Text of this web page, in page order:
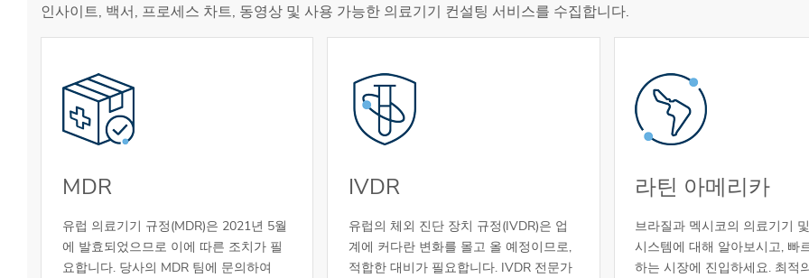
인사이트, 백서, 프로세스 차트, 동영상 및 사용 가능한 의료기기 컨설팅 서비스를 수집합니다.
MDR
유럽 의료기기 규정(MDR)은 2021년 5월
에 발효되었으므로 이에 따른 조치가 필
요합니다. 당사의 MDR 팀에 문의하여
IVDR
유럽의 체외 진단 장치 규정(IVDR)은 업
계에 커다란 변화를 몰고 올 예정이므로,
적합한 대비가 필요합니다. IVDR 전문가
라틴 아메리카
브라질과 멕시코의 의료기기
시스템에 대해 알아보시고, 빠
하는 시장에 진입하세요. 최적